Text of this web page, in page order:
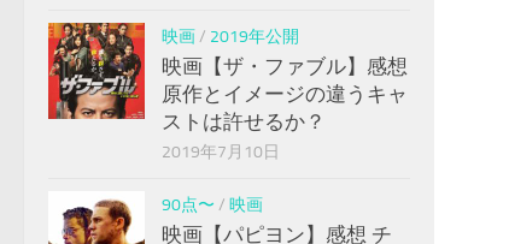
映画/ 2019年公開
映画【ザ・ファブル】感想
原作とイメージの違うキャ
ストは許せるか？
2019年7月10日
90点〜 / 映画
映画【パピヨン】感想 チ